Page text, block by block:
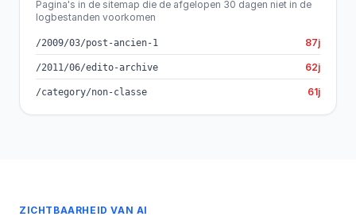
Pagina's in de sitemap die de afgelopen 30 dagen niet in de
logbestanden voorkomen
/2009/03/post-ancien-1 87j
/2011/06/edito-archive 62j
/category/non-classe 61j
ZICHTBAARHEID VAN AI